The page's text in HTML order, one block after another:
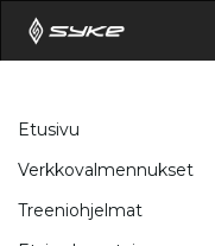
Etusivu
Verkkovalmennukset
Treeniohjelmat